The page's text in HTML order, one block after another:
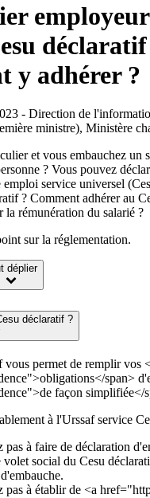
y adhérer ?
- Direction de
ministre), Ministère
et vous embauchez un
? Vous pouvez
emploi service universel
? Comment adhérer au
la rémunération du salarié ?
sur la réglementation.
déplier
déclaratif ?
vous permet de remplir vos
span>
façon simplifiée</
à l'Urssaf service
pas à faire de déclaration
social du Cesu
pas à établir de <a